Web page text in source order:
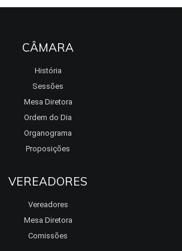
CÂMARA
História
Sessões
Mesa Diretora
Ordem do Dia
Organograma
Proposições
VEREADORES
Vereadores
Mesa Diretora
Comissões